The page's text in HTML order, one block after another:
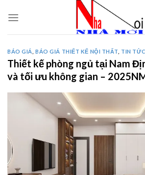
BÁO GIÁ ,BÁO GIÁ THIẾT KẾ NỘI THẤT TIN TỨC
Thiết kế phòng ngủ tại Nam
và tối ưu không gian –